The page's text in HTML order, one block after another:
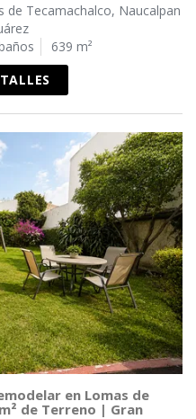
de Tecamachalco, Naucalpan
639 m²
en Lomas de
de Terreno | Gran